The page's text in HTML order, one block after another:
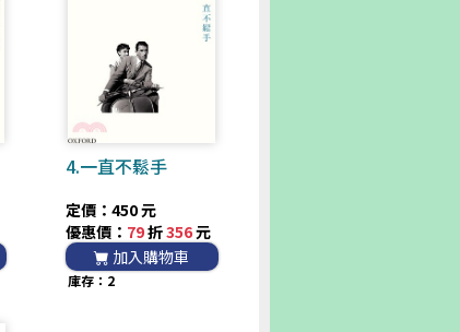
4.一直不鬆手
定價：450 元
優惠價： 79折356元
加入購物車
庫存：2